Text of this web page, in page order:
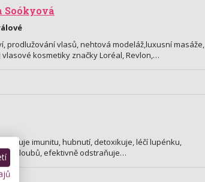
Soókyová
prodlužování vlasů, nehtová modeláž,luxusní masáže,
kosmetiky značky Loréal, Revlon,…
imunitu, hubnutí, detoxikuje, léčí lupénku,
kloubů, efektivně odstraňuje…